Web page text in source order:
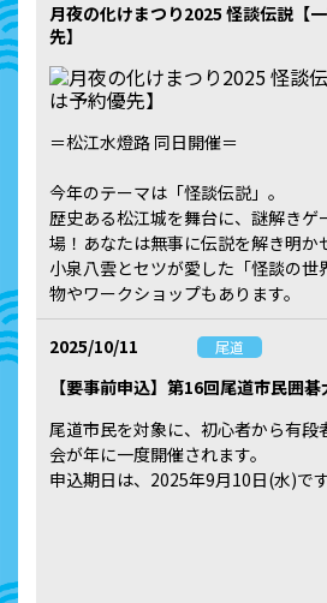
月夜の化けまつり2025 怪談伝説【
先】
＝松江水燈路 同日開催＝
今年のテーマは――「怪談伝説」。
歴史ある松江城を舞台に、謎解きゲ
場！あなたは無事に伝説を解き明
小泉八雲とセツが愛した「怪談の世
物やワークショップもあります。
2025/10/11 尾道
【要事前申込】第16回尾道市民囲碁
尾道市民を対象に、初心者から有段
会が年に一度開催されます。
申込期日は、2025年9月10日(水)です